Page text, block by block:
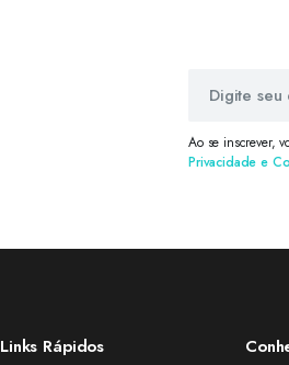
Ao se inscrever,
Privacidade e
Links Rápidos